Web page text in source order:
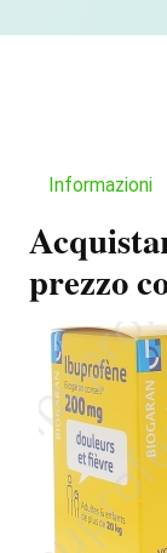
Informazioni
prezzo